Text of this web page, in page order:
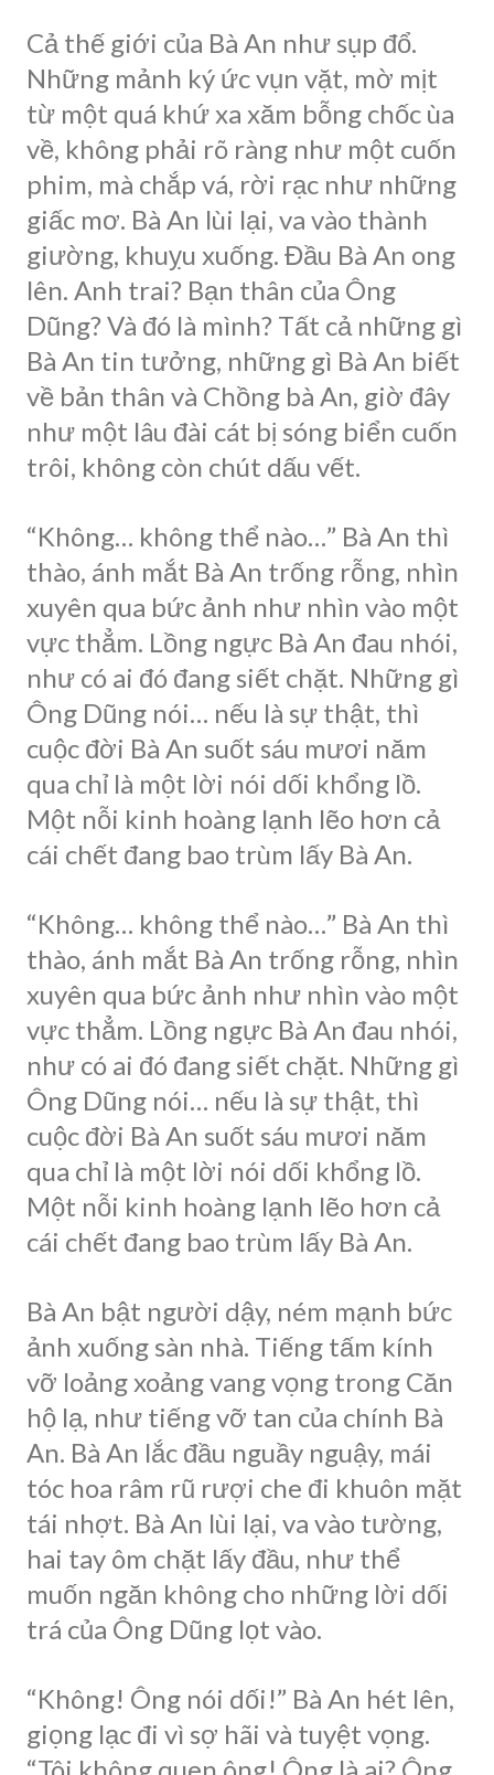
Cả thế giới của Bà An như sụp đổ.
Những mảnh ký ức vụn vặt, mờ mịt
từ một quá khứ xa xăm bỗng chốc ùa
về, không phải rõ ràng như một cuốn
phim, mà chắp vá, rời rạc như những
giấc mơ. Bà An lùi lại, va vào thành
giường, khuỵu xuống. Đầu Bà An ong
lên. Anh trai? Bạn thân của Ông
Dũng? Và đó là mình? Tất cả những gì
Bà An tin tưởng, những gì Bà An biết
về bản thân và Chồng bà An, giờ đây
như một lâu đài cát bị sóng biển cuốn
trôi, không còn chút dấu vết.
“Không… không thể nào…” Bà An thì
thào, ánh mắt Bà An trống rỗng, nhìn
xuyên qua bức ảnh như nhìn vào một
vực thẳm. Lồng ngực Bà An đau nhói,
như có ai đó đang siết chặt. Những gì
Ông Dũng nói… nếu là sự thật, thì
cuộc đời Bà An suốt sáu mươi năm
qua chỉ là một lời nói dối khổng lồ.
Một nỗi kinh hoàng lạnh lẽo hơn cả
cái chết đang bao trùm lấy Bà An.
“Không… không thể nào…” Bà An thì
thào, ánh mắt Bà An trống rỗng, nhìn
xuyên qua bức ảnh như nhìn vào một
vực thẳm. Lồng ngực Bà An đau nhói,
như có ai đó đang siết chặt. Những gì
Ông Dũng nói… nếu là sự thật, thì
cuộc đời Bà An suốt sáu mươi năm
qua chỉ là một lời nói dối khổng lồ.
Một nỗi kinh hoàng lạnh lẽo hơn cả
cái chết đang bao trùm lấy Bà An.
Bà An bật người dậy, ném mạnh bức
ảnh xuống sàn nhà. Tiếng tấm kính
vỡ loảng xoảng vang vọng trong Căn
hộ lạ, như tiếng vỡ tan của chính Bà
An. Bà An lắc đầu nguầy nguậy, mái
tóc hoa râm rũ rượi che đi khuôn mặt
tái nhợt. Bà An lùi lại, va vào tường,
hai tay ôm chặt lấy đầu, như thể
muốn ngăn không cho những lời dối
trá của Ông Dũng lọt vào.
“Không! Ông nói dối!” Bà An hét lên,
giọng lạc đi vì sợ hãi và tuyệt vọng.